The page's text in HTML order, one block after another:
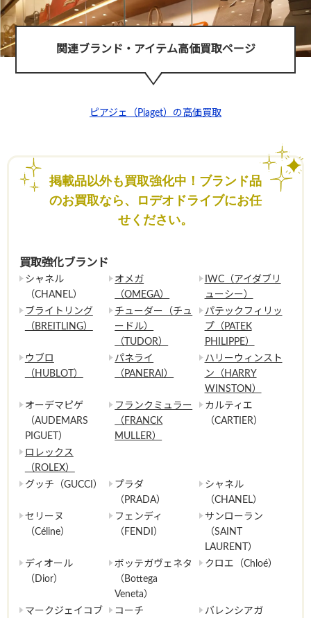
関連ブランド・アイテム高価買取ページ
ピアジェ（Piaget）の高価買取
掲載品以外も買取強化中！ブランド品
のお買取なら、ロデオドライブにお任
せください。
買取強化ブランド
シャネル
（CHANEL）
オメガ
（OMEGA）
IWC（アイダブリ
ューシー）
ブライトリング
（BREITLING）
チューダー（チュ
ードル）
（TUDOR）
パテックフィリッ
プ（PATEK
PHILIPPE）
ウブロ
（HUBLOT）
パネライ
（PANERAI）
ハリーウィンスト
ン（HARRY
WINSTON）
オーデマピゲ
（AUDEMARS
PIGUET）
フランクミュラー
（FRANCK
MULLER）
カルティエ
（CARTIER）
ロレックス
（ROLEX）
グッチ（GUCCI）
プラダ
（PRADA）
シャネル
（CHANEL）
セリーヌ
（Céline）
フェンディ
（FENDI）
サンローラン
（SAINT
LAURENT）
ディオール
（Dior）
ボッテガヴェネタ
（Bottega
Veneta）
クロエ（Chloé）
マークジェイコブ コーチ バレンシアガ